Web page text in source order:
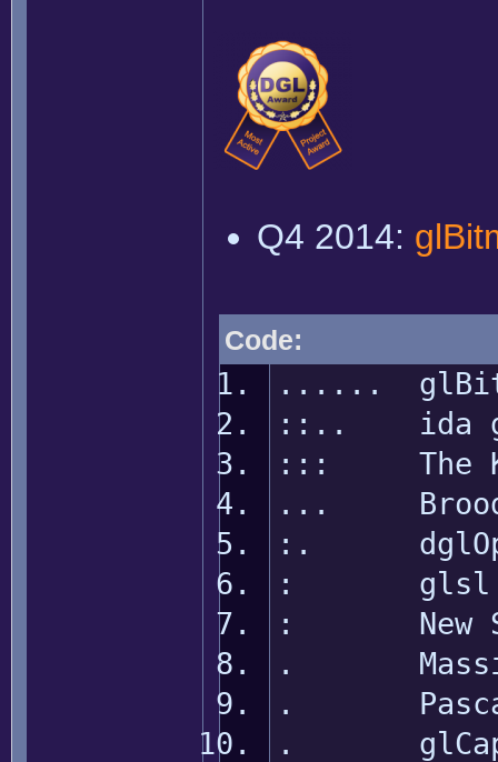
Q4 2014:
Code:
......
::.. ida
::: The
...
:.
: glsl
: New
. Massive
. Pascal
.